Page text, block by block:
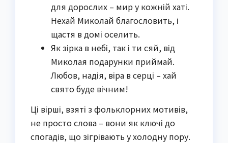
для дорослих – мир у кожній хаті.
Нехай Миколай благословить, і
щастя в домі оселить.
Як зірка в небі, так і ти сяй, від
Миколая подарунки приймай.
Любов, надія, віра в серці – хай
свято буде вічним!
Ці вірші, взяті з фольклорних мотивів,
не просто слова – вони як ключі до
спогадів, що зігрівають у холодну пору.